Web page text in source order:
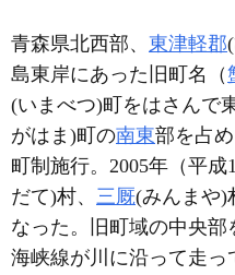
青森県北西部、 東津軽郡
島東岸にあった旧町名（
(いまべつ)町をはさんで
がはま)町の南東部を占め
町制施行。2005年（平
だて)村、 三厩(みんまや)
なった。旧町域の中央部
海峡線が川に沿って走